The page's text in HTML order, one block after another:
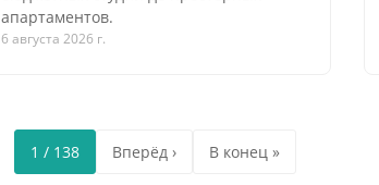
апартаментов.
6 августа 2026 г.
1 / 138 Вперёд › В конец »